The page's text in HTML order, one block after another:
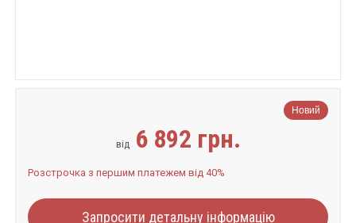
Новий
від 6 892 грн.
Розстрочка з першим платежем від 40%
Запросити детальну інформацію